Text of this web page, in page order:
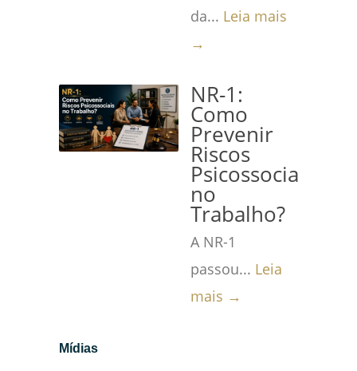
da... Leia mais
→
NR-1:
Como
Prevenir
Riscos
Psicossociais
no
Trabalho?
A NR-1
passou... Leia
mais →
Mídias